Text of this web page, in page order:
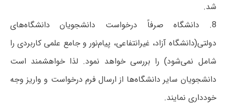
شد.
8. دانشگاه صرفاً درخواست دانشجویان دانشگاه‌های
دولتی(دانشگاه آزاد، غیرانتفاعی، پیام‌نور و جامع علمی کاربردی را
شامل نمی‌شود) را بررسی خواهد نمود. لذا خواهشمند است
دانشجویان سایر دانشگاه‌ها از ارسال فرم درخواست و واریز وجه
خودداری نمایند.